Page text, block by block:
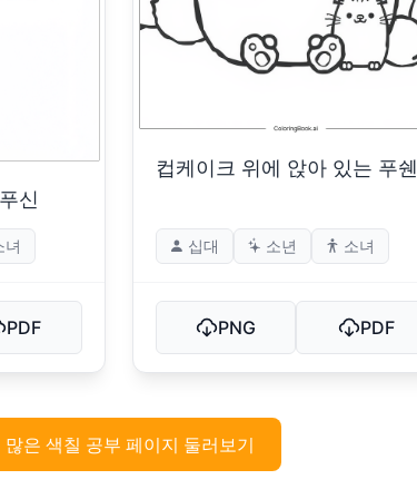
신
녀
PDF
컵케이크 위에 앉아 있는 푸쉔
십대 소년 소녀
PNG PDF
많은 색칠 공부 페이지 둘러보기